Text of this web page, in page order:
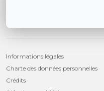
Informations légales
Charte des données personnelles
Crédits